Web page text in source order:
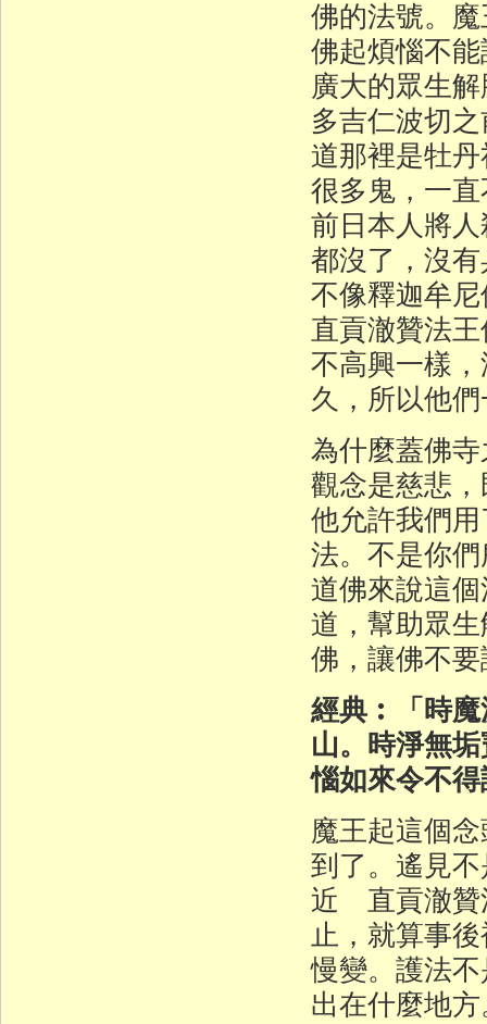
佛的法號。
佛起煩惱不
廣大的眾生
多吉仁波切
道那裡是牡
很多鬼，一
前日本人將
都沒了，沒
不像釋迦牟
直貢澈贊法
不高興一樣
久，所以他
為什麼蓋佛
觀念是慈悲
他允許我們
法。不是你
道佛來說這
道，幫助眾
佛，讓佛不
經典︰「時
山。時淨無
惱如來令不
魔王起這個
到了。遙見
近 直貢澈贊
止，就算事
慢變。護法
出在什麼地